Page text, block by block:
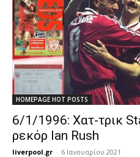
HOMEPAGE HOT POSTS
6/1/1996: Χατ-τρικ
ρεκόρ Ian Rush
liverpool.gr - 6 Ιανουαρίου 2021